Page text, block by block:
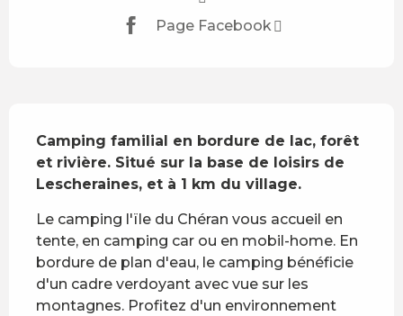
Page Facebook
Camping familial en bordure de lac, forêt
et rivière. Situé sur la base de loisirs de
Lescheraines, et à 1 km du village.
Le camping l'ïle du Chéran vous accueil en
tente, en camping car ou en mobil-home. En
bordure de plan d'eau, le camping bénéficie
d'un cadre verdoyant avec vue sur les
montagnes. Profitez d'un environnement